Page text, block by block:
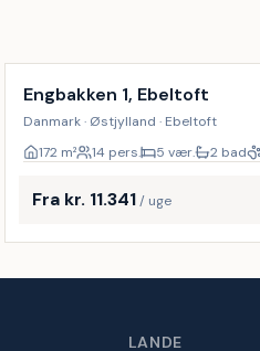
Engbakken 1, Ebeltoft
Danmark · Østjylland · Ebeltoft
172m² 14 pers. 5 vær. 2 bad
Fra kr. 11.341 / uge
LANDE